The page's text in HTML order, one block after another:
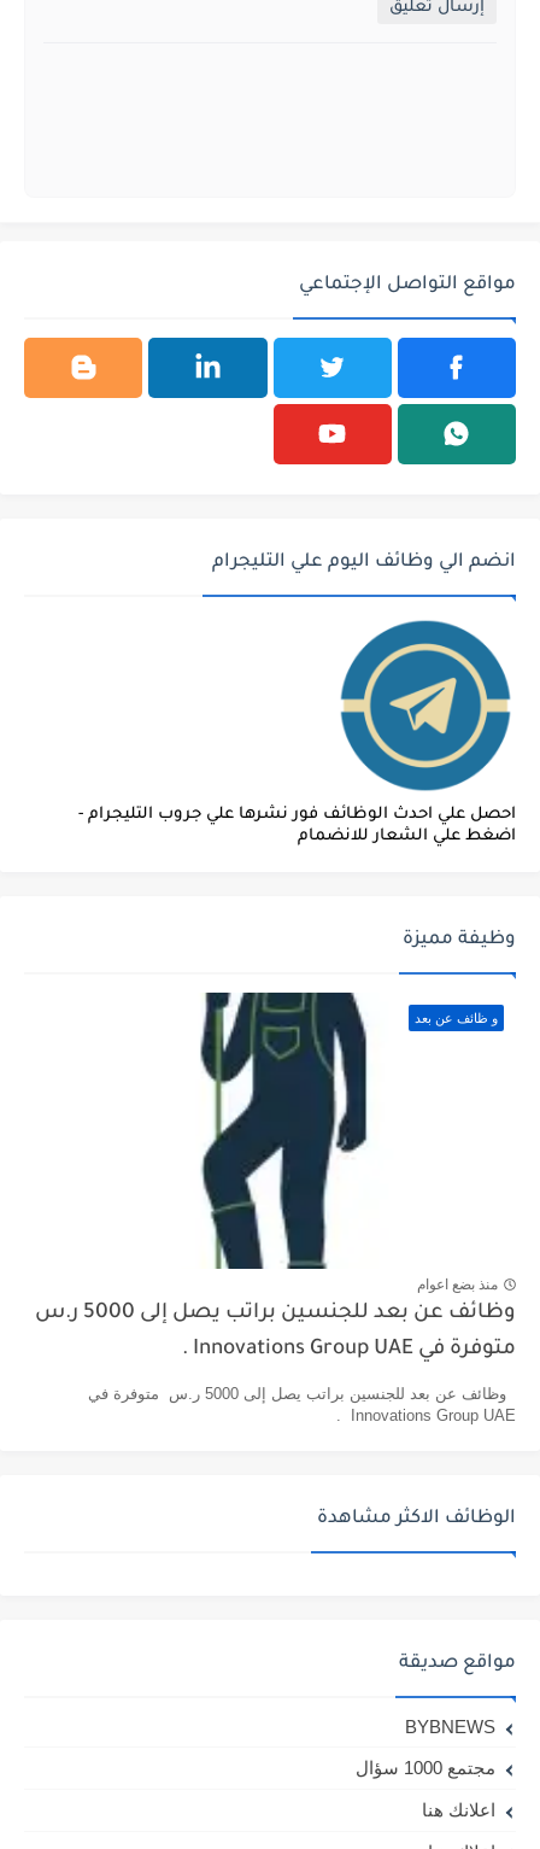
إرسال تعليق
مواقع التواصل الإجتماعي
انضم الي وظائف اليوم علي التليجرام
احصل علي احدث الوظائف فور نشرها علي جروب التليجرام -
اضغط علي الشعار للانضمام
وظيفة مميزة
و ظائف عن بعد
منذ بضع اعوام
وظائف عن بعد للجنسين براتب يصل إلى 5000 ر.س
متوفرة في Innovations Group UAE .
وظائف عن بعد للجنسين براتب يصل إلى 5000 ر.س متوفرة في
Innovations Group UAE .
الوظائف الاكثر مشاهدة
مواقع صديقة
BYBNEWS
مجتمع 1000 سؤال
اعلانك هنا